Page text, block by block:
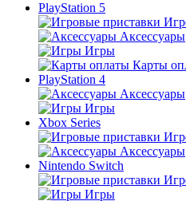
PlayStation 5
Аксессуары
Игры
Карты
PlayStation 4
Аксессуары
Игры
Xbox Series
Аксессуары
Nintendo Switch
Игры